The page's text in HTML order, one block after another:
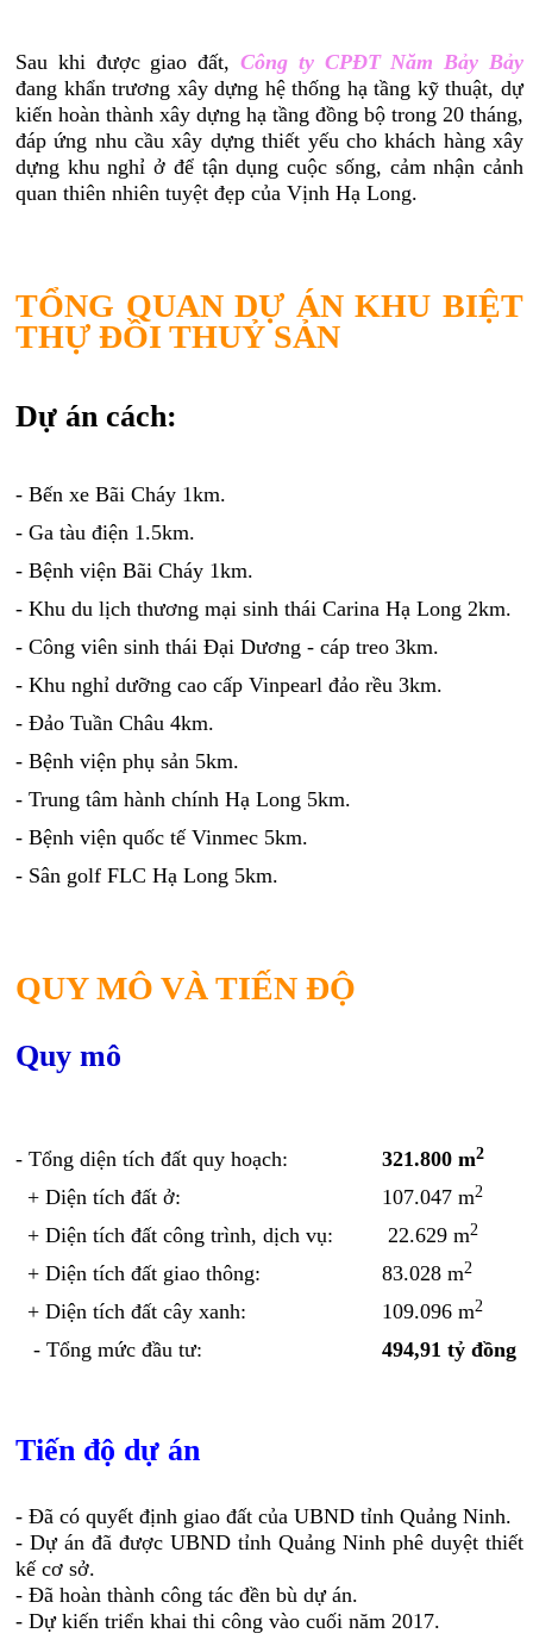
Sau khi được giao đất, Công ty CPĐT Năm Bảy Bảy
đang khẩn trương xây dựng hệ thống hạ tầng kỹ thuật, dự
kiến hoàn thành xây dựng hạ tầng đồng bộ trong 20 tháng,
đáp ứng nhu cầu xây dựng thiết yếu cho khách hàng xây
dựng khu nghỉ ở để tận dụng cuộc sống, cảm nhận cảnh
quan thiên nhiên tuyệt đẹp của Vịnh Hạ Long.
TỔNG QUAN DỰ ÁN KHU BIỆT
THỰ ĐỒI THUỶ SẢN
Dự án cách:
- Bến xe Bãi Cháy 1km.
- Ga tàu điện 1.5km.
- Bệnh viện Bãi Cháy 1km.
- Khu du lịch thương mại sinh thái Carina Hạ Long 2km.
- Công viên sinh thái Đại Dương - cáp treo 3km.
- Khu nghỉ dưỡng cao cấp Vinpearl đảo rều 3km.
- Đảo Tuần Châu 4km.
- Bệnh viện phụ sản 5km.
- Trung tâm hành chính Hạ Long 5km.
- Bệnh viện quốc tế Vinmec 5km.
- Sân golf FLC Hạ Long 5km.
QUY MÔ VÀ TIẾN ĐỘ
Quy mô
- Tổng diện tích đất quy hoạch: 321.800 m2
+ Diện tích đất ở: 107.047 m2
+ Diện tích đất công trình, dịch vụ: 22.629 m2
+ Diện tích đất giao thông: 83.028 m2
+ Diện tích đất cây xanh: 109.096 m2
- Tổng mức đầu tư: 494,91 tỷ đồng
Tiến độ dự án
- Đã có quyết định giao đất của UBND tỉnh Quảng Ninh.
- Dự án đã được UBND tỉnh Quảng Ninh phê duyệt thiết
kế cơ sở.
- Đã hoàn thành công tác đền bù dự án.
- Dự kiến triển khai thi công vào cuối năm 2017.